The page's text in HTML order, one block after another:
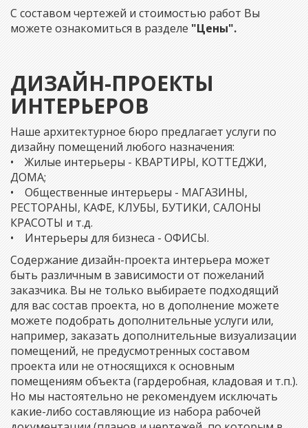
С составом чертежей и стоимостью работ Вы
можете ознакомиться в разделе "Цены".
ДИЗАЙН-ПРОЕКТЫ
ИНТЕРЬЕРОВ
Наше архитектурное бюро предлагает услуги по
дизайну помещений любого назначения:
• Жилые интерьеры - КВАРТИРЫ, КОТТЕДЖИ,
ДОМА;
• Общественные интерьеры - МАГАЗИНЫ,
РЕСТОРАНЫ, КАФЕ, КЛУБЫ, БУТИКИ, САЛОНЫ
КРАСОТЫ и т.д.
• Интерьеры для бизнеса - ОФИСЫ.
Содержание дизайн-проекта интерьера может
быть различным в зависимости от пожеланий
заказчика. Вы не только выбираете подходящий
для вас состав проекта, но в дополнение можете
можете подобрать дополнительные услуги или,
например, заказать дополнительные визуализации
помещений, не предусмотренных составом
проекта или не относящихся к основным
помещениям объекта (гардеробная, кладовая и т.п.).
Но мы настоятельно не рекомендуем исключать
какие-либо составляющие из набора рабочей